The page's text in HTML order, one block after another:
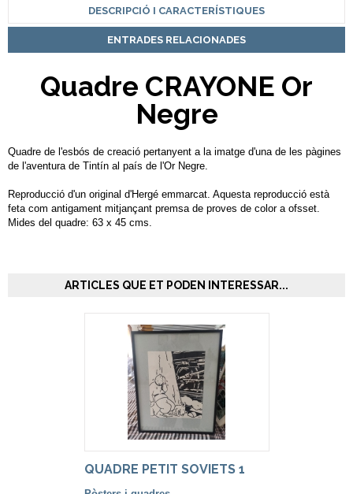
DESCRIPCIÓ I CARACTERÍSTIQUES
ENTRADES RELACIONADES
Quadre CRAYONE Or
Negre
Quadre de l'esbós de creació pertanyent a la imatge d'una de les pàgines
de l'aventura de Tintín al país de l'Or Negre.​
Reproducció d'un original d'Hergé emmarcat. Aquesta reproducció està
feta com antigament mitjançant premsa de proves de color a ofsset.
Mides del quadre: 63 x 45 cms.
ARTICLES QUE ET PODEN INTERESSAR...
QUADRE PETIT SOVIETS 1